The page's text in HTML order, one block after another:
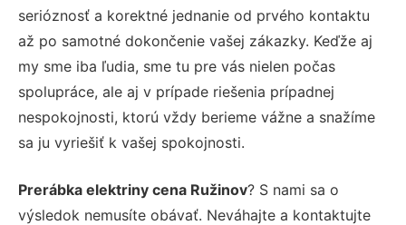
serióznosť a korektné jednanie od prvého kontaktu
až po samotné dokončenie vašej zákazky. Keďže aj
my sme iba ľudia, sme tu pre vás nielen počas
spolupráce, ale aj v prípade riešenia prípadnej
nespokojnosti, ktorú vždy berieme vážne a snažíme
sa ju vyriešiť k vašej spokojnosti.
Prerábka elektriny cena Ružinov? S nami sa o
výsledok nemusíte obávať. Neváhajte a kontaktujte